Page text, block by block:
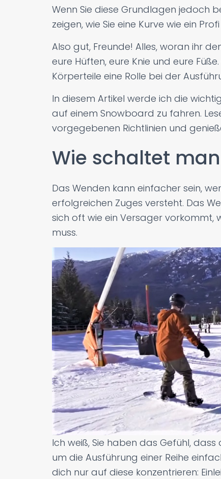
Wenn Sie diese Grundlagen jedoch
zeigen, wie Sie eine Kurve wie ein
Also gut, Freunde! Alles, woran ihr
eure Hüften, eure Knie und eure
Körperteile eine Rolle bei der
In diesem Artikel werde ich die
auf einem Snowboard zu fahren.
vorgegebenen Richtlinien und
Wie schaltet
Das Wenden kann einfacher sein,
erfolgreichen Zuges versteht. Das
sich oft wie ein Versager
muss.
Ich weiß, Sie haben das Gefühl,
um die Ausführung einer Reihe
dich nur auf diese konzentrieren: